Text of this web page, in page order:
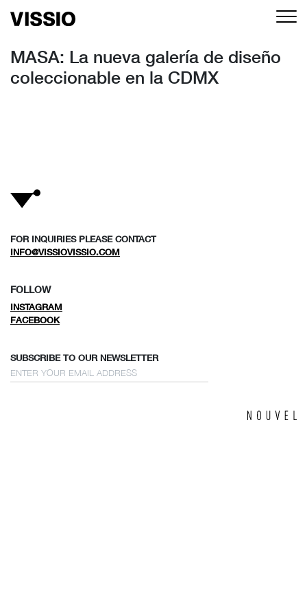
MASA: La nueva galería de diseño
coleccionable en la CDMX
FOR INQUIRIES PLEASE CONTACT
INFO@VISSIOVISSIO.COM
FOLLOW
INSTAGRAM
FACEBOOK
SUBSCRIBE TO OUR NEWSLETTER